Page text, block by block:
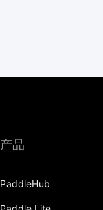
产品
PaddleHub